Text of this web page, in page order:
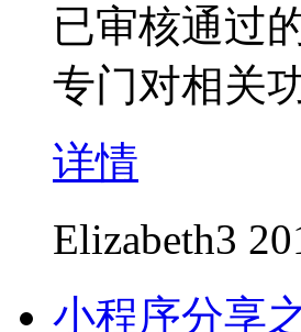
已审核通过
专门对相关
详情
Elizabeth3
小程序分享